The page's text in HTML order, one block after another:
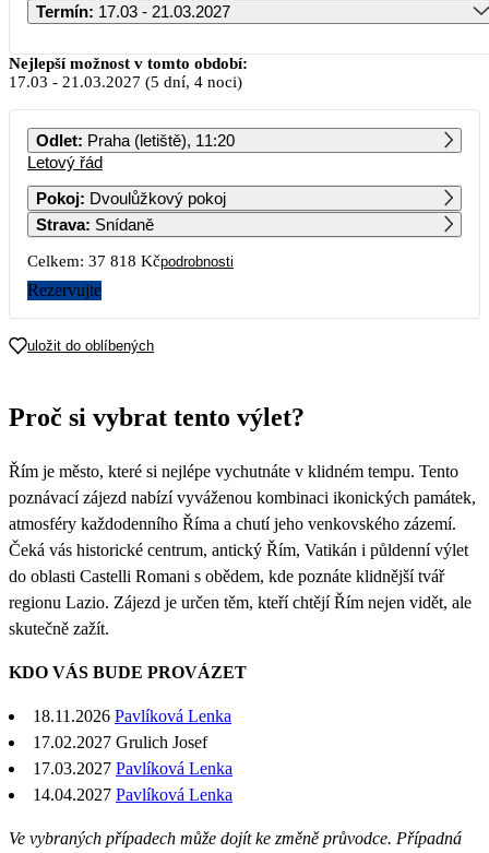
Termín: 17.03 - 21.03.2027
Březen 2027
PO ÚT ST ČT PÁ SO NE
8
22
Nejlepší možnost v tomto období:
17.03 - 21.03.2027 (5 dní, 4 noci)
Odlet: Praha (letiště), 11:20
Letový řád
Pokoj: Dvoulůžkový pokoj
Strava: Snídaně
Celkem: 37 818 Kčpodrobnosti
Rezervujte
uložit do oblíbených
Proč si vybrat tento výlet?
Řím je město, které si nejlépe vychutnáte v klidném tempu. Tento
poznávací zájezd nabízí vyváženou kombinaci ikonických památek,
atmosféry každodenního Říma a chutí jeho venkovského zázemí.
Čeká vás historické centrum, antický Řím, Vatikán i půldenní výlet
do oblasti Castelli Romani s obědem, kde poznáte klidnější tvář
regionu Lazio. Zájezd je určen těm, kteří chtějí Řím nejen vidět, ale
skutečně zažít.
KDO VÁS BUDE PROVÁZET
18.11.2026 Pavlíková Lenka
17.02.2027 Grulich Josef
17.03.2027 Pavlíková Lenka
14.04.2027 Pavlíková Lenka
Ve vybraných případech může dojít ke změně průvodce. Případná